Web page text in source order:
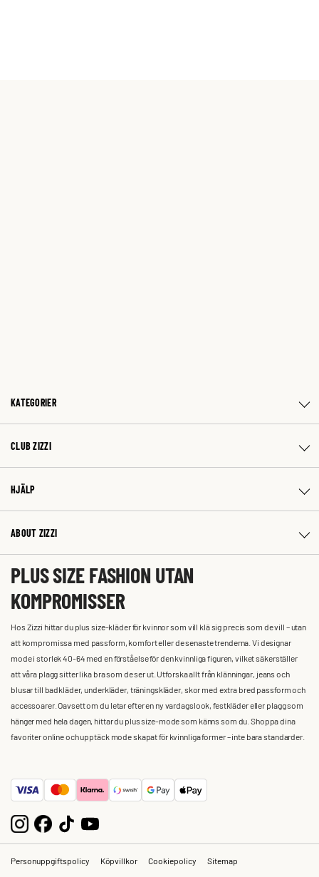
KATEGORIER
CLUB ZIZZI
HJÄLP
ABOUT ZIZZI
PLUS SIZE FASHION UTAN
KOMPROMISSER
Hos Zizzi hittar du plus size-kläder för kvinnor som vill klä sig precis som de vill – utan
att kompromissa med passform, komfort eller de senaste trenderna. Vi designar
mode i storlek 40-64 med en förståelse för den kvinnliga figuren, vilket säkerställer
att våra plagg sitter lika bra som de ser ut. Utforska allt från klänningar, jeans och
blusar till badkläder, underkläder, träningskläder, skor med extra bred passform och
accessoarer. Oavsett om du letar efter en ny vardagslook, festkläder eller plagg som
hänger med hela dagen, hittar du plus size-mode som känns som du. Shoppa dina
favoriter online och upptäck mode skapat för kvinnliga former – inte bara standarder.
Personuppgiftspolicy Köpvillkor Cookiepolicy Sitemap